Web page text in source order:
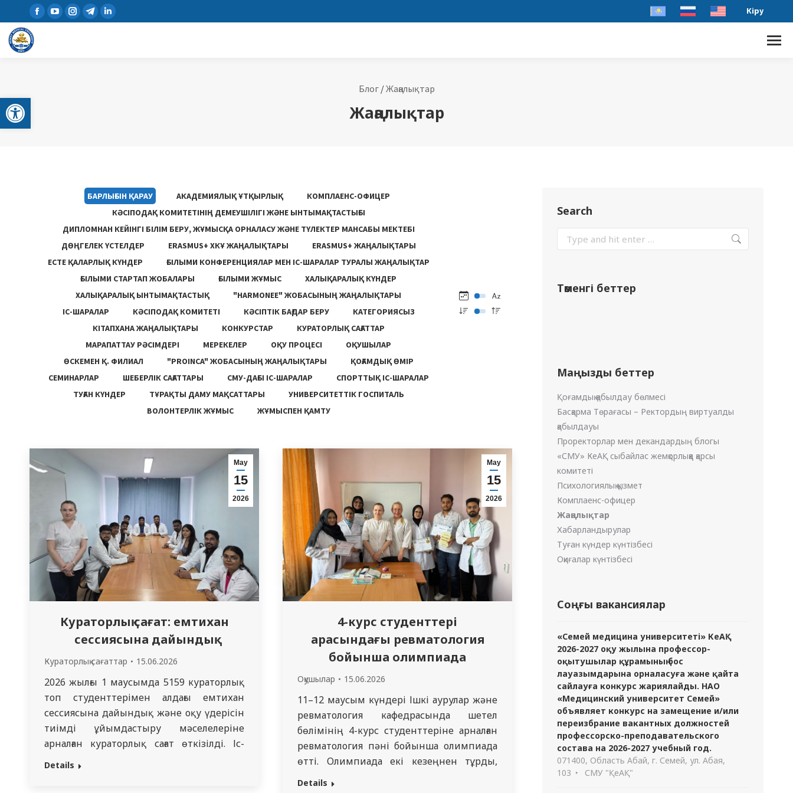
Open toolbar
Кіру
Блог/Жаңалықтар
Жаңалықтар
БАРЛЫҒЫН ҚАРАУ АКАДЕМИЯЛЫҚ ҰТҚЫРЛЫҚ
КОМПЛАЕНС-ОФИЦЕР
КӘСІПОДАҚ КОМИТЕТІНІҢ ДЕМЕУШІЛІГІ ЖӘНЕ ЫНТЫМАҚТАСТЫҒЫ
ДИПЛОМНАН КЕЙІНГІ БІЛІМ БЕРУ, ЖҰМЫСҚА ОРНАЛАСУ ЖƏНЕ ТҮЛЕКТЕР МАНСАБЫ МЕКТЕБІ
ДӨҢГЕЛЕК ҮСТЕЛДЕР
ERASMUS+ ХКҰ ЖАҢАЛЫҚТАРЫ
ERASMUS+ ЖАҢАЛЫҚТАРЫ
ЕСТЕ ҚАЛАРЛЫҚ КҮНДЕР
ҒЫЛЫМИ КОНФЕРЕНЦИЯЛАР МЕН ІС-ШАРАЛАР ТУРАЛЫ ЖАҢАЛЫҚТАР
ҒЫЛЫМИ СТАРТАП ЖОБАЛАРЫ
ҒЫЛЫМИ ЖҰМЫС
ХАЛЫҚАРАЛЫҚ КҮНДЕР
ХАЛЫҚАРАЛЫҚ ЫНТЫМАҚТАСТЫҚ
"HARMONEE" ЖОБАСЫНЫҢ ЖАҢАЛЫҚТАРЫ
ІС-ШАРАЛАР
КӘСІПОДАҚ КОМИТЕТІ КӘСІПТІК БАҒДАР БЕРУ
КАТЕГОРИЯСЫЗ
КІТАПХАНА ЖАҢАЛЫҚТАРЫ
КОНКУРСТАР
КУРАТОРЛЫҚ САҒАТТАР
МАРАПАТТАУ РӘСІМДЕРІ
МЕРЕКЕЛЕР ОҚУ ПРОЦЕСІ
ОҚУШЫЛАР
ӨСКЕМЕН Қ. ФИЛИАЛ
"PROINCA" ЖОБАСЫНЫҢ ЖАҢАЛЫҚТАРЫ
ҚОҒАМДЫҚ ӨМІР
СЕМИНАРЛАР
ШЕБЕРЛІК САҒАТТАРЫ СМУ-ДАҒЫ ІС-ШАРАЛАР
СПОРТТЫҚ ІС-ШАРАЛАР
ТУҒАН КҮНДЕР
ТҰРАҚТЫ ДАМУ МАҚСАТТАРЫ
УНИВЕРСИТЕТТІК ГОСПИТАЛЬ
ВОЛОНТЕРЛІК ЖҰМЫС
ЖҰМЫСПЕН ҚАМТУ
Мау
15
2026
Кураторлық сағат: емтихан
сессиясына дайындық
Кураторлық сағаттар 15.06.2026
2026 жылғы 1 маусымда 5159 кураторлық
топ студенттерімен алдағы емтихан
сессиясына дайындық және оқу үдерісін
тиімді ұйымдастыру мәселелеріне
арналған кураторлық сағат өткізілді. Іс-
шараны Ішкі аурулар және ревматология
Details
Мау
15
2026
4-курс студенттері
арасындағы ревматология
бойынша олимпиада
Оқушылар 15.06.2026
11–12 маусым күндері Ішкі аурулар және
ревматология кафедрасында шетел
бөлімінің 4-курс студенттеріне арналған
ревматология пәні бойынша олимпиада
өтті. Олимпиада екі кезеңнен тұрды,
олардың әрқайсысы клиникалық ойлау
Details
Search
Төменгі беттер
Маңызды беттер
Қоғамдық қабылдау бөлмесі
Басқарма Төрағасы – Ректордың виртуалды
қабылдауы
Проректорлар мен декандардың блогы
«СМУ» КеАҚ сыбайлас жемқорлыққа қарсы
комитеті
Психологиялық қызмет
Комплаенс-офицер
Жаңалықтар
Хабарландырулар
Туған күндер күнтізбесі
Оқиғалар күнтізбесі
Соңғы вакансиялар
«Семей медицина университеті» КеАҚ
2026-2027 оқу жылына профессор-
оқытушылар құрамының бос
лауазымдарына орналасуға және қайта
сайлауға конкурс жариялайды. НАО
«Медицинский университет Семей»
объявляет конкурс на замещение и/или
переизбрание вакантных должностей
профессорско-преподавательского
состава на 2026-2027 учебный год.
071400, Область Абай, г. Семей, ул. Абая,
103
СМУ "ҚеАҚ"